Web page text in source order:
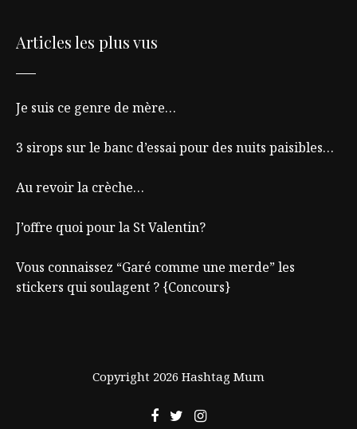
Articles les plus vus
Je suis ce genre de mère…
3 sirops sur le banc d’essai pour des nuits paisibles…
Au revoir la crèche…
J’offre quoi pour la St Valentin?
Vous connaissez “Garé comme une merde” les
stickers qui soulagent ? {Concours}
Copyright 2026 Hashtag Mum